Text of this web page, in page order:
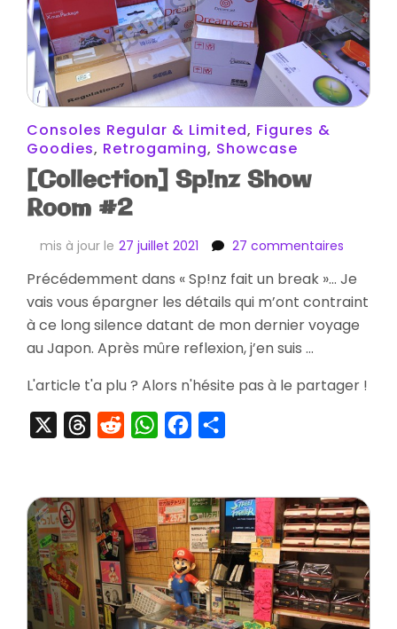
Consoles Regular & Limited, Figures &
Goodies, Retrogaming, Showcase
[Collection] Sp!nz Show
Room #2
mis à jour le 27 juillet 2021 27 commentaires
Sp!nz
Show
Room
#2
Précédemment dans « Sp!nz fait un break »… Je
vais vous épargner les détails qui m’ont contraint
à ce long silence datant de mon dernier voyage
au Japon. Après mûre reflexion, j’en suis …
L'article t'a plu ? Alors n'hésite pas à le partager !
ThreadsRedditWhatsAppFacebook